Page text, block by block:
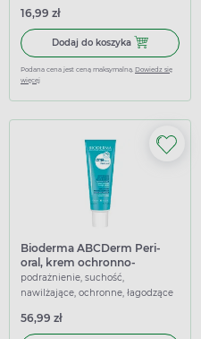
ochronne, regenerujące,
łagodzące
16,99 zł
Dodaj do koszyka Dodaj do
Podana cena jest ceną maksymalną. Dowiedz się
więcej
Bioderma ABCDerm Peri-
oral, krem ochronno-
łagodzący do skóry wokół
ust, 40 ml
podrażnienie, suchość,
nawilżające, ochronne, łagodzące
56,99 zł